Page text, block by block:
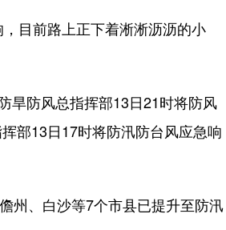
目前路上正下着淅淅沥沥的小
防风总指挥部13日21时将防风
部13日17时将防汛防台风应急响
、白沙等7个市县已提升至防汛